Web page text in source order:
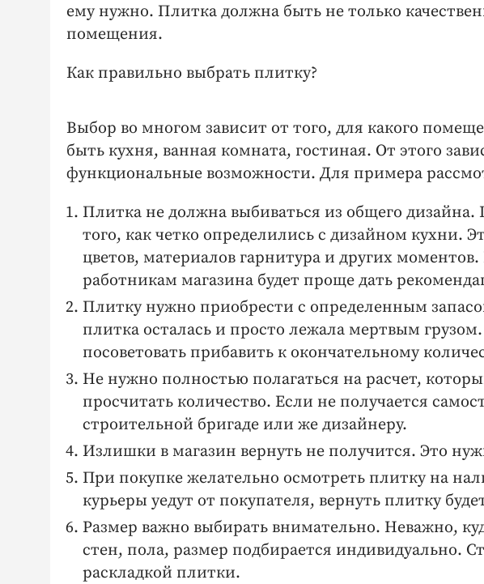
ему нужно. Плитка должна быть не только
помещения.
Как правильно выбрать плитку?
Выбор во многом зависит от того, для какого
быть кухня, ванная комната, гостиная. От этого
функциональные возможности. Для примера
Плитка не должна выбиваться из общего дизайна.
того, как четко определились с дизайном кухни.
цветов, материалов гарнитура и других
работникам магазина будет проще дать
Плитку нужно приобрести с определенным
плитка осталась и просто лежала мертвым
посоветовать прибавить к окончательному
Не нужно полностью полагаться на расчет,
просчитать количество. Если не получается
строительной бригаде или же дизайнеру.
Излишки в магазин вернуть не получится. Это
При покупке желательно осмотреть плитку на
курьеры уедут от покупателя, вернуть плитку
Размер важно выбирать внимательно. Неважно,
стен, пола, размер подбирается индивидуально.
раскладкой плитки.